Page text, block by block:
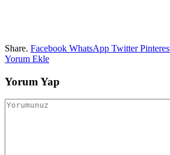
Share. Facebook WhatsApp Twitter
Yorum Ekle
Yorum Yap